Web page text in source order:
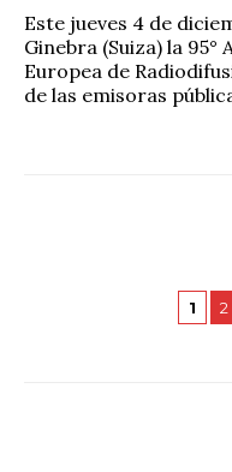
Este jueves 4 de
Ginebra (Suiza) la 95°
Europea de
de las emisoras
1 2